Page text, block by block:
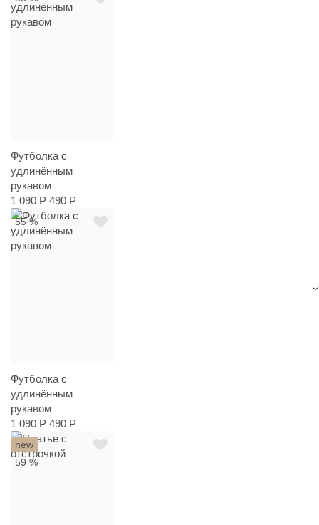
Футболка с
удлинённым
рукавом
1 090 Р 490 Р
55 %
Футболка с
удлинённым
рукавом
1 090 Р 490 Р
new
59 %